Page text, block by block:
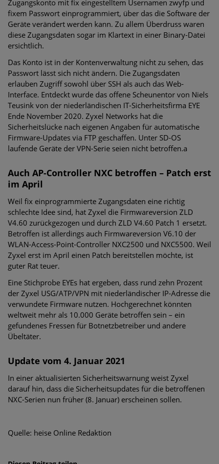
Zugangskonto mit fix eingestelltem Usernamen zwyfp und
fixem Passwort einprogrammiert, über das die Software der
Geräte verändert werden kann. Zu allem Überdruss waren
diese Zugangsdaten sogar im Klartext in einer Binary-Datei
ersichtlich.
Das Konto ist in der Kontenverwaltung nicht zu sehen, das
Passwort lässt sich nicht ändern. Die Zugangsdaten
erlauben Zugriff sowohl über SSH als auch das Web-
Interface. Entdeckt wurde das offene Scheunentor von Niels
Teusink von der niederländischen IT-Sicherheitsfirma EYE
Ende November 2020. Zyxel Networks hat die
Sicherheitslücke nach eigenen Angaben für automatische
Firmware-Updates via FTP geschaffen. Unter SD-OS
laufende Geräte der VPN-Serie seien nicht betroffen.a
Auch AP-Controller NXC betroffen – Patch erst
im April
Weil fix einprogrammierte Zugangsdaten eine richtig
schlechte Idee sind, hat Zyxel die Firmwareversion ZLD
V4.60 zurückgezogen und durch ZLD V4.60 Patch 1 ersetzt.
Betroffen ist allerdings auch Firmwareversion V6.10 der
WLAN-Access-Point-Controller NXC2500 und NXC5500. Weil
Zyxel erst im April einen Patch bereitstellen möchte, ist
guter Rat teuer.
Eine Stichprobe EYEs hat ergeben, dass rund zehn Prozent
der Zyxel USG/ATP/VPN mit niederländischer IP-Adresse die
verwundete Firmware nutzen. Hochgerechnet könnten
weltweit mehr als 10.000 Geräte betroffen sein – ein
gefundenes Fressen für Botnetzbetreiber und andere
Übeltäter.
Update vom 4. Januar 2021
In einer aktualisierten Sicherheitswarnung weist Zyxel
darauf hin, dass die Sicherheitsupdates für die betroffenen
NXC-Serien nun früher (8. Januar) erscheinen sollen.
Quelle: heise Online Redaktion